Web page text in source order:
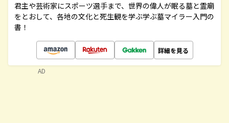
君主や芸術家にスポーツ選手まで、世界の偉人が眠る墓と霊廟
をとおして、各地の文化と死生観を学ぶ学ぶ墓マイラー入門の
書！
詳細を見る
AD